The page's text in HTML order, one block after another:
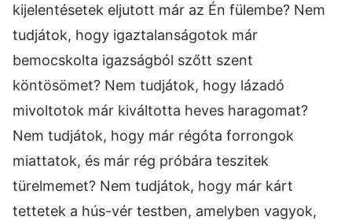
kijelentésetek eljutott már az Én fülembe? Nem
tudjátok, hogy igaztalanságotok már
bemocskolta igazságból szőtt szent
köntösömet? Nem tudjátok, hogy lázadó
mivoltotok már kiváltotta heves haragomat?
Nem tudjátok, hogy már régóta forrongok
miattatok, és már rég próbára teszitek
türelmemet? Nem tudjátok, hogy már kárt
tettetek a hús-vér testben, amelyben vagyok,